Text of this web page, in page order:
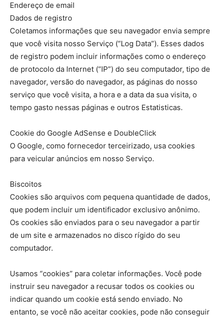
Endereço de email
Dados de registro
Coletamos informações que seu navegador envia sempre
que você visita nosso Serviço (“Log Data”). Esses dados
de registro podem incluir informações como o endereço
de protocolo da Internet (“IP”) do seu computador, tipo de
navegador, versão do navegador, as páginas do nosso
serviço que você visita, a hora e a data da sua visita, o
tempo gasto nessas páginas e outros Estatisticas.
Cookie do Google AdSense e DoubleClick
O Google, como fornecedor terceirizado, usa cookies
para veicular anúncios em nosso Serviço.
Biscoitos
Cookies são arquivos com pequena quantidade de dados,
que podem incluir um identificador exclusivo anônimo.
Os cookies são enviados para o seu navegador a partir
de um site e armazenados no disco rígido do seu
computador.
Usamos “cookies” para coletar informações. Você pode
instruir seu navegador a recusar todos os cookies ou
indicar quando um cookie está sendo enviado. No
entanto, se você não aceitar cookies, pode não conseguir